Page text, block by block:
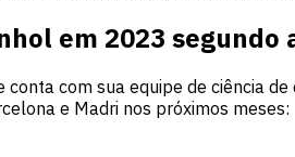
em 2023 segundo
conta com sua equipe de ciência
e Madri nos próximos meses: